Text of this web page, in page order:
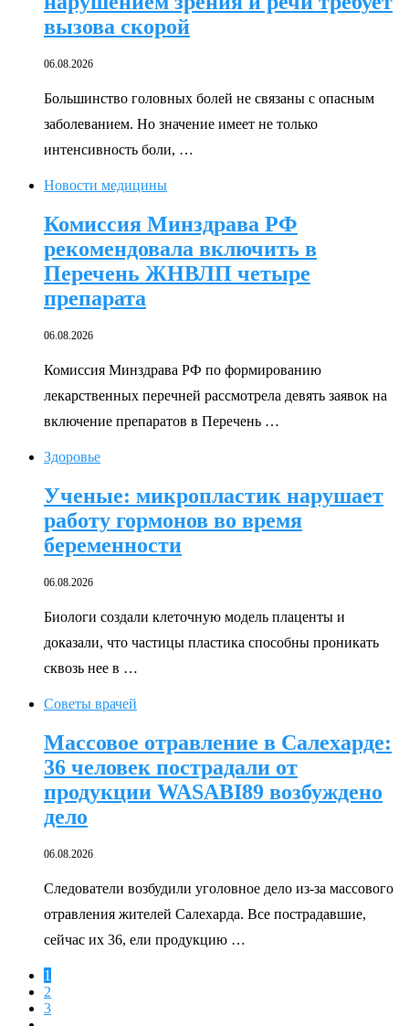
вызова скорой
06.08.2026
Большинство головных болей не связаны с опасным
заболеванием. Но значение имеет не только
интенсивность боли, …
Новости медицины
Комиссия Минздрава РФ
рекомендовала включить в
Перечень ЖНВЛП четыре
препарата
06.08.2026
Комиссия Минздрава РФ по формированию
лекарственных перечней рассмотрела девять заявок на
включение препаратов в Перечень …
Здоровье
Ученые: микропластик нарушает
работу гормонов во время
беременности
06.08.2026
Биологи создали клеточную модель плаценты и
доказали, что частицы пластика способны проникать
сквозь нее в …
Советы врачей
Массовое отравление в Салехарде:
36 человек пострадали от
продукции WASABI89 возбуждено
дело
06.08.2026
Следователи возбудили уголовное дело из-за массового
отравления жителей Салехарда. Все пострадавшие,
сейчас их 36, ели продукцию …
1
2
3